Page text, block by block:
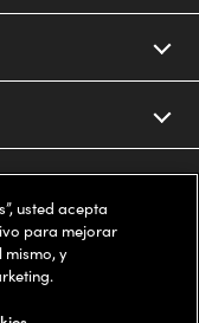
App Afterpay.
usted acepta
para mejorar
mismo, y